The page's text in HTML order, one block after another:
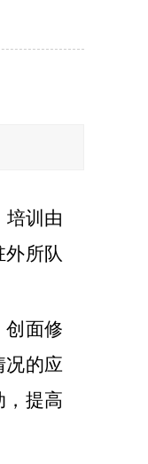
培训由
所队
创面修
况的应
，提高